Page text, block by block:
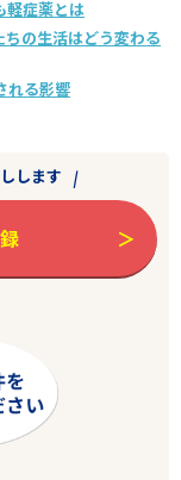
軽症薬とは
の生活はどう変わる
れる影響
します